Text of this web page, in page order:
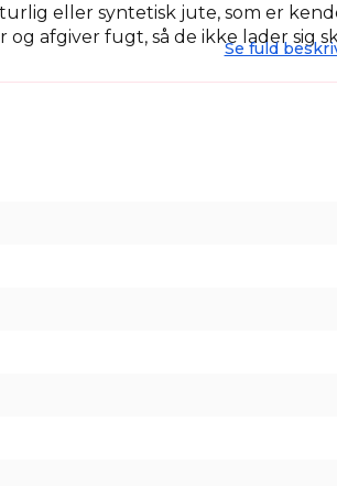
eller syntetisk jute, som er
og afgiver fugt, så de ikke lader sig
dekorationer, økologisk
Se fuld